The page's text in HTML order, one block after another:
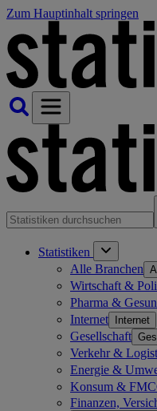
Zum Hauptinhalt springen
Statistiken
Alle Branchen
Wirtschaft &
Pharma &
Internet Internet
Gesellschaft
Verkehr &
Energie &
Konsum &
Finanzen,